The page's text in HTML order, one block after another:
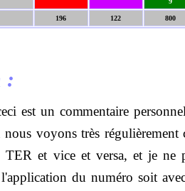
196 122 800
:
est un commentaire
nous voyons très
TER et vice et versa, et je ne
du numéro soit